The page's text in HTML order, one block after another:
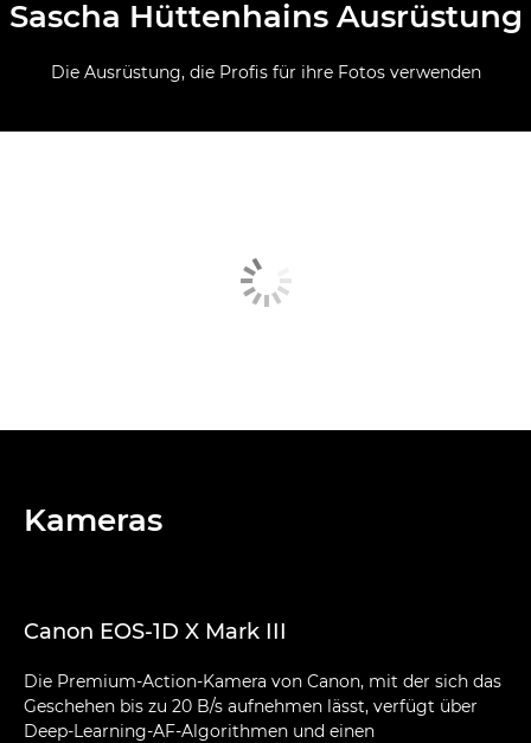
Sascha Hüttenhains Ausrüstung
Die Ausrüstung, die Profis für ihre Fotos verwenden
Kameras
Canon EOS-1D X Mark III
Die Premium-Action-Kamera von Canon, mit der sich das
Geschehen bis zu 20 B/s aufnehmen lässt, verfügt über
Deep-Learning-AF-Algorithmen und einen